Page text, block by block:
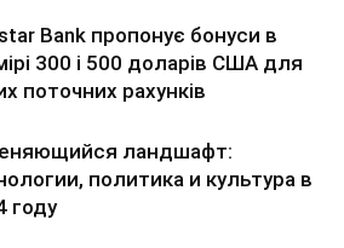
Bank пропонує бонуси в
300 і 500 доларів США для
поточних рахунків
ландшафт:
политика и культура в
году